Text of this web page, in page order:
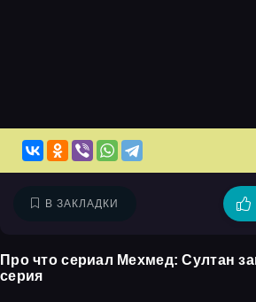
В ЗАКЛАДКИ
Про что сериал Мехмед: Султан
серия